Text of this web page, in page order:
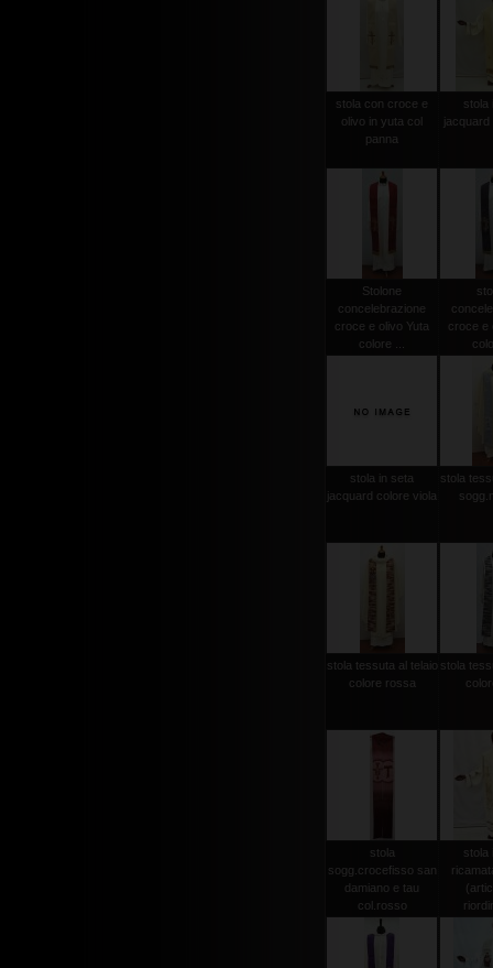
stola con croce e
olivo in yuta col
panna
stola
Stolone
concelebrazione
croce e olivo Yuta
colore ...
croce e
stola in seta
jacquard colore viola
stola
stola tessuta al telaio
colore rossa
stola
stola
sogg.crocefisso san
damiano e tau
col.rosso
stola